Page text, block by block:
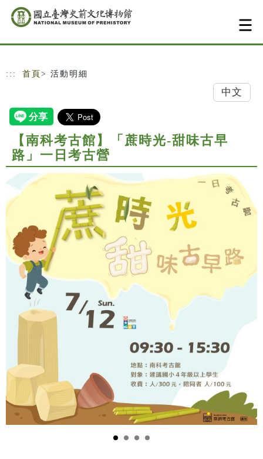
跳到主要內容
網站導覽
::: 首頁 > 活動明細
中文
【南科考古館】「蔗時光-甜味古早
路」一日考古營